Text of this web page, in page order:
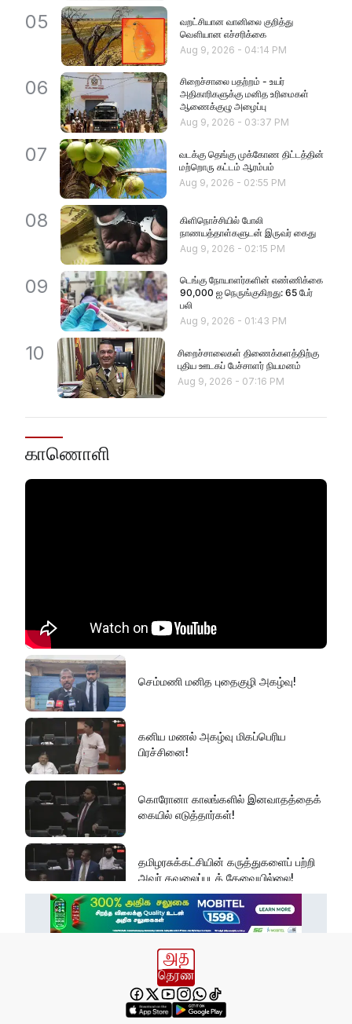
05
வறட்சியான வானிலை குறித்து
வௌியான எச்சரிக்கை
Aug 9, 2026 - 04:14 PM
06
சிறைச்சாலை பதற்றம் - உயர்
அதிகாரிகளுக்கு மனித உரிமைகள்
ஆணைக்குழு அழைப்பு
Aug 9, 2026 - 03:37 PM
07
வடக்கு தெங்கு முக்கோண திட்டத்தின்
மற்றொரு கட்டம் ஆரம்பம்
Aug 9, 2026 - 02:55 PM
08
கிளிநொச்சியில் போலி
நாணயத்தாள்களுடன் இருவர் கைது
Aug 9, 2026 - 02:15 PM
09
டெங்கு நோயாளர்களின் எண்ணிக்கை
90,000 ஐ நெருங்குகிறது: 65 பேர்
பலி
Aug 9, 2026 - 01:43 PM
10
சிறைச்சாலைகள் திணைக்களத்திற்கு
புதிய ஊடகப் பேச்சாளர் நியமனம்
Aug 9, 2026 - 07:16 PM
காணொளி
செம்மணி மனித புதைகுழி அகழ்வு!
கனிய மணல் அகழ்வு மிகப்பெரிய
பிரச்சினை!
கொரோனா காலங்களில் இனவாதத்தைக்
கையில் எடுத்தார்கள்!
தமிழரசுக்கட்சியின் கருத்துகளைப் பற்றி
அவர் கவலைப்படத் தேவையில்லை!
இது அதனுடன் சம்பந்தப்பட்ட கேள்விதான்
பல மாணவர்களின் எதிர்காலம்
நாசமாகிறது!